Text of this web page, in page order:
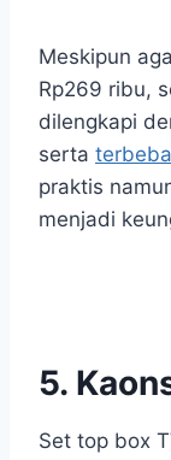
Meskipun
Rp269 ribu,
dilengkapi
serta
praktis
menjadi
5.
Set top box